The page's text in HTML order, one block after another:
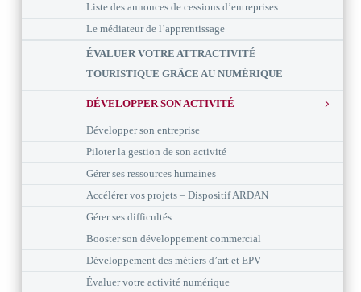
Liste des annonces de cessions d’entreprises
Le médiateur de l’apprentissage
ÉVALUER VOTRE ATTRACTIVITÉ
TOURISTIQUE GRÂCE AU NUMÉRIQUE
DÉVELOPPER SON ACTIVITÉ
Développer son entreprise
Piloter la gestion de son activité
Gérer ses ressources humaines
Accélérer vos projets – Dispositif ARDAN
Gérer ses difficultés
Booster son développement commercial
Développement des métiers d’art et EPV
Évaluer votre activité numérique